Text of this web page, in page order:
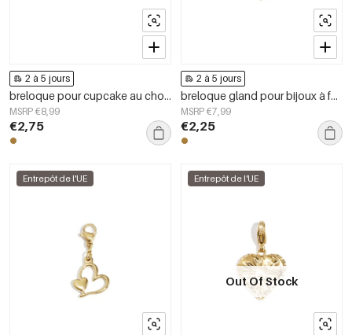
2 à 5 jours
breloque pour cupcake au chocolat DIY
MSRP €8,99
€2,75
2 à 5 jours
breloque gland pour bijoux à faire soi-même
MSRP €7,99
€2,25
Entrepôt de l'UE Entrepôt de l'UE
Out Of Stock